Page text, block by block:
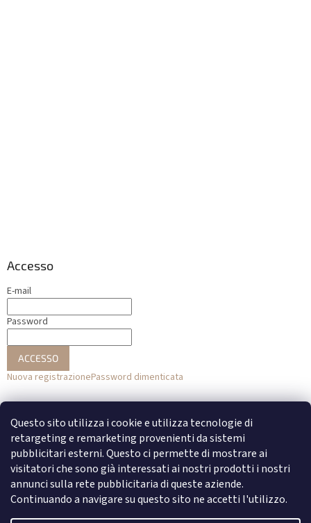
Questo sito utilizza i cookie e utilizza tecnologie di
retargeting e remarketing provenienti da sistemi
pubblicitari esterni. Questo ci permette di mostrare ai
visitatori che sono già interessati ai nostri prodotti i nostri
annunci sulla rete pubblicitaria di queste aziende.
Continuando a navigare su questo sito ne accetti l'utilizzo.
Accesso
E-mail
Password
ACCESSO
Nuova registrazionePassword dimenticata
o
Accesso con Facebook
Accesso con Google